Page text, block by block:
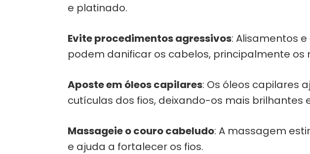
e platinado.
Evite procedimentos agressivos: Alisamentos
podem danificar os cabelos, principalmente os
Aposte em óleos capilares: Os óleos capilares
cutículas dos fios, deixando-os mais brilhantes
Massageie o couro cabeludo: A massagem
e ajuda a fortalecer os fios.